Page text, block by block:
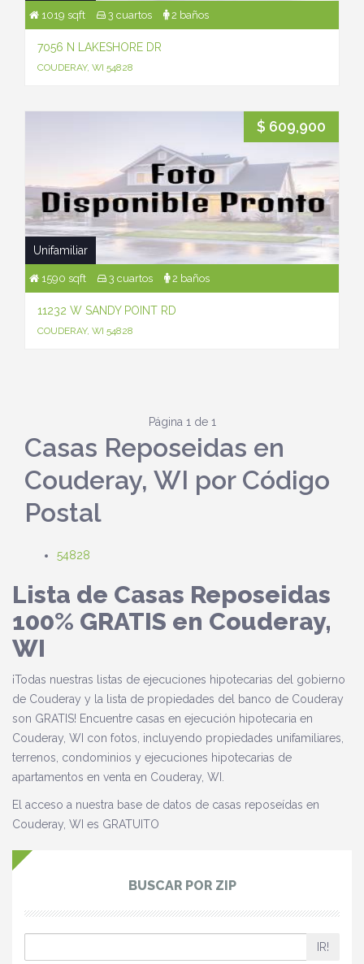
1019 sqft 3 cuartos 2 baños
7056 N LAKESHORE DR
COUDERAY, WI 54828
$ 609,900
Unifamiliar
1590 sqft 3 cuartos 2 baños
11232 W SANDY POINT RD
COUDERAY, WI 54828
Página 1 de 1
Casas Reposeidas en
Couderay, WI por Código
Postal
54828
Lista de Casas Reposeidas
100% GRATIS en Couderay,
WI
¡Todas nuestras listas de ejecuciones hipotecarias del gobierno
de Couderay y la lista de propiedades del banco de Couderay
son GRATIS! Encuentre casas en ejecución hipotecaria en
Couderay, WI con fotos, incluyendo propiedades unifamiliares,
terrenos, condominios y ejecuciones hipotecarias de
apartamentos en venta en Couderay, WI.
El acceso a nuestra base de datos de casas reposeídas en
Couderay, WI es GRATUITO
BUSCAR POR ZIP
IR!